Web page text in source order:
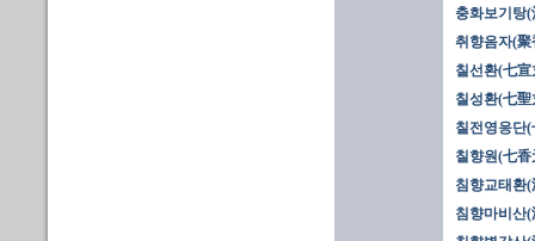
충화보기탕
취향음자(聚
칠선환(七宣
칠성환(七
칠전영응단
칠향원(七香
침향교태환
침향마비산